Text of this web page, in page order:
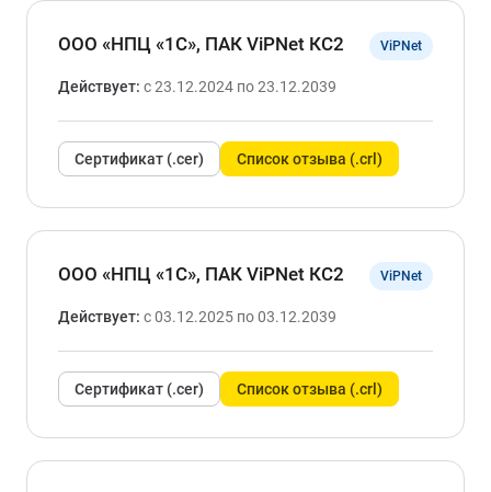
ООО «НПЦ «1С», ПАК ViPNet КС2 ViPNet
Действует: с 23.12.2024 по 23.12.2039
Сертификат (.cer) Список отзыва (.crl)
ООО «НПЦ «1С», ПАК ViPNet КС2 ViPNet
Действует: с 03.12.2025 по 03.12.2039
Сертификат (.cer) Список отзыва (.crl)